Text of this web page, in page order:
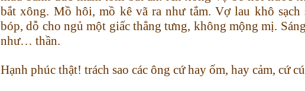
bắt xông. Mồ hôi, mồ kê vã ra như tắm. Vợ lau khô sạch
bóp, dỗ cho ngủ một giấc thẳng tưng, không mộng mị.
như… thần.
Hạnh phúc thật! trách sao các ông cứ hay ốm, hay cảm, cứ